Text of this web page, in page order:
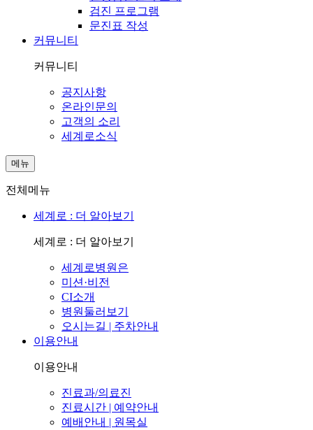
검진 프로그램
문진표 작성
커뮤니티
커뮤니티
공지사항
온라인문의
고객의 소리
세계로소식
메뉴
전체메뉴
세계로 : 더 알아보기
세계로 : 더 알아보기
세계로병원은
미션·비전
CI소개
병원둘러보기
오시는길 | 주차안내
이용안내
이용안내
진료과/의료진
진료시간 | 예약안내
예배안내 | 원목실